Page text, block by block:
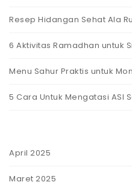
Resep Hidangan Sehat Ala
6 Aktivitas Ramadhan untuk
Menu Sahur Praktis untuk
5 Cara Untuk Mengatasi ASI
April 2025
Maret 2025